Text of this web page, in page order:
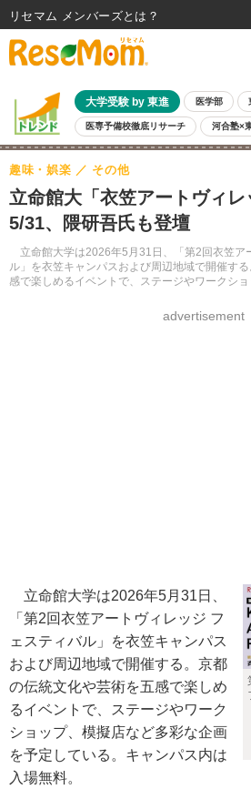
大学受験 by 東進 医学部
医専予備校徹底リサーチ 河合塾×
親子で考える大学選び 高校受験 中学受験
共通テスト 夏休み
8月開催イベント・WS 全国公立高校 過去問
自由研究教材（小学生向け） 自由研究教材（中学
立命館大「衣笠アートヴィレ
5/31、隈研吾氏も登壇
立命館大学は2026年5月31日、「第2回衣笠ア
ル」を衣笠キャンパスおよび周辺地域で開催す
感で楽しめるイベントで、ステージやワークシ
趣味・娯楽 その他
advertisement
立命館大学は2026年5月31日、
「第2回衣笠アートヴィレッジ フ
ェスティバル」を衣笠キャンパス
および周辺地域で開催する。京都
の伝統文化や芸術を五感で楽しめ
るイベントで、ステージやワーク
ショップ、模擬店など多彩な企画
を予定している。キャンパス内は
入場無料。
リセマム メンバーズ